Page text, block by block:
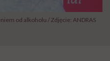
od alkoholu / Zdjęcie: ANDRAS